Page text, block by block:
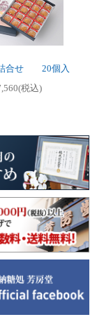
合せ 20個入
税込)